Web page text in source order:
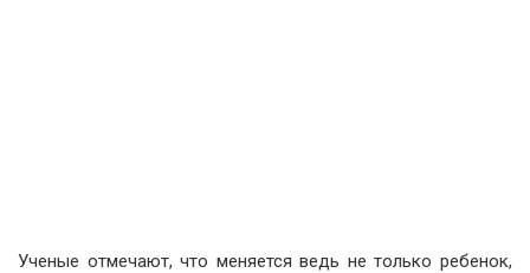
Ученые отмечают, что меняется ведь не только ребенок,